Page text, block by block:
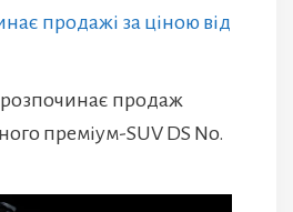
продажі за ціною від
продаж
преміум-SUV DS No.